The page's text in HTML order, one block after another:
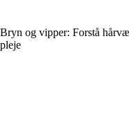
Bryn og vipper: Forstå
pleje